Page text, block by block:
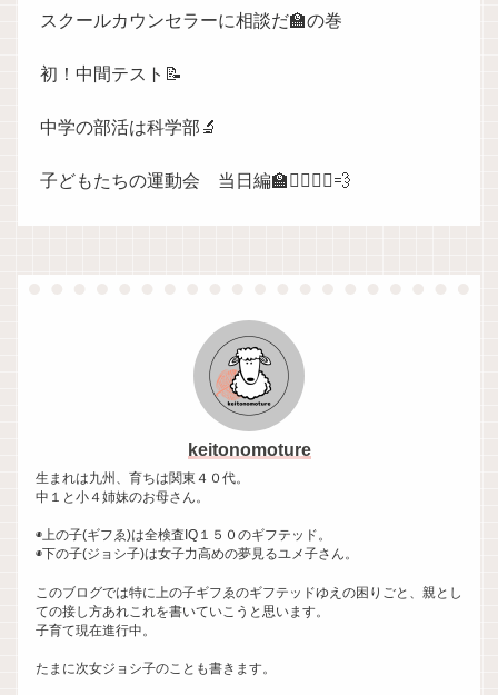
スクールカウンセラーに相談だ🏫の巻
初！中間テスト📝
中学の部活は科学部🔬
子どもたちの運動会 当日編🏫🏃‍♀️🏃‍♀️💨
keitonomoture
生まれは九州、育ちは関東４０代。
中１と小４姉妹のお母さん。
◉上の子(ギフゑ)は全検査IQ１５０のギフテッド。
◉下の子(ジョシ子)は女子力高めの夢見るユメ子さん。
このブログでは特に上の子ギフゑのギフテッドゆえの困りごと、親とし
ての接し方あれこれを書いていこうと思います。
子育て現在進行中。
たまに次女ジョシ子のことも書きます。